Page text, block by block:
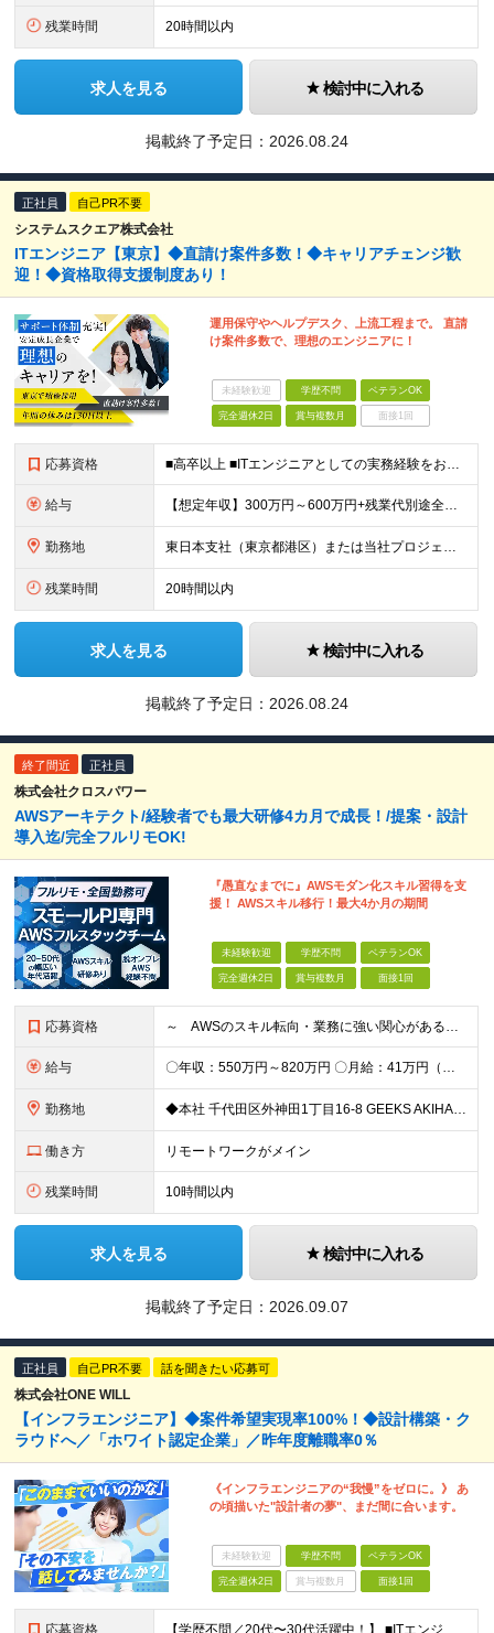
残業時間 20時間以内
求人を見る 検討中に入れる
掲載終了予定日： 2026.08.24
正社員 自己PR不要
システムスクエア株式会社
ITエンジニア【東京】◆直請け案件多数！◆キャリアチェンジ歓
迎！◆資格取得支援制度あり！
運用保守やヘルプデスク、上流工程まで。 直請
け案件多数で、理想のエンジニアに！
未経験歓迎 学歴不問 ベテランOK
完全週休2日 賞与複数月 面接1回
応募資格 ■高卒以上 ■ITエンジニアとしての実務経験をお持ちの方 ⇒インフラ、開発問わず、何らかの技術経験をお持ちの方を想定しています。 ★「学ぶ意欲がある方」「コミュニケーション力のある方」大歓迎！
給与 【想定年収】300万円～600万円+残業代別途全額支給+賞与年2回他 月給22万円～ ※みなし残業ではございません。残業代別途全額支給です。 (働かれた分は全額支給させて頂きます。) ※
勤務地 東日本支社（東京都港区）または当社プロジェクト先 ※UIターン歓迎 ＜配属先について＞ 東日本支社には約70名のエンジニアが在籍。 20代～40代まで幅広い年代が活躍しています。 女性エンジニアも
残業時間 20時間以内
求人を見る 検討中に入れる
掲載終了予定日： 2026.08.24
終了間近 正社員
株式会社クロスパワー
AWSアーキテクト/経験者でも最大研修4カ月で成長！/提案・設計
導入迄/完全フルリモOK!
『愚直なまでに』AWSモダン化スキル習得を支
援！ AWSスキル移行！最大4か月の期間
未経験歓迎 学歴不問 ベテランOK
完全週休2日 賞与複数月 面接1回
応募資格 ～ AWSのスキル転向・業務に強い関心がある方、仲間になりませんか？ ～ 【必須条件】 ・学歴不問 ・Webシステム構築経験がある方 ・インフラ、アーキテクチャーの理解、関心がある方 ◆賞与年2回
給与 〇年収：550万円～820万円 〇月給：41万円（固定残業100,898円含）～ 60万円（固定残業152,929円含）＋賞与＋資格手当 ※固定残業は45時間（当社の平均残業は8時間です）。 万が一
勤務地 ◆本社 千代田区外神田1丁目16-8 GEEKS AKIHABARA 3階 ◆リモートワーク者多数 ※上記を除く当社関連勤務地
働き方 リモートワークがメイン
残業時間 10時間以内
求人を見る 検討中に入れる
掲載終了予定日： 2026.09.07
正社員 自己PR不要 話を聞きたい応募可
株式会社ONE WILL
【インフラエンジニア】◆案件希望実現率100%！◆設計構築・ク
ラウドへ／「ホワイト認定企業」／昨年度離職率0％
《インフラエンジニアの“我慢”をゼロに。》 あ
の頃描いた"設計者の夢"、まだ間に合います。
未経験歓迎 学歴不問 ベテランOK
完全週休2日 賞与複数月 面接1回
応募資格